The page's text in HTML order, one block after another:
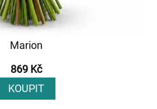
Marion
869 Kč
KOUPIT